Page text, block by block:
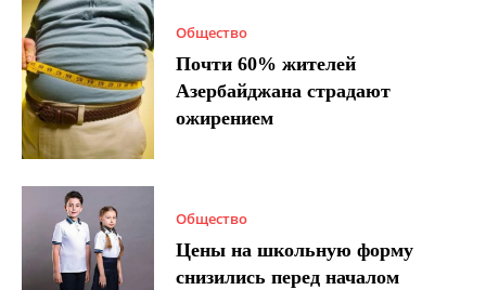
Общество
Почти 60% жителей
Азербайджана страдают
ожирением
Общество
Цены на школьную форму
снизились перед началом